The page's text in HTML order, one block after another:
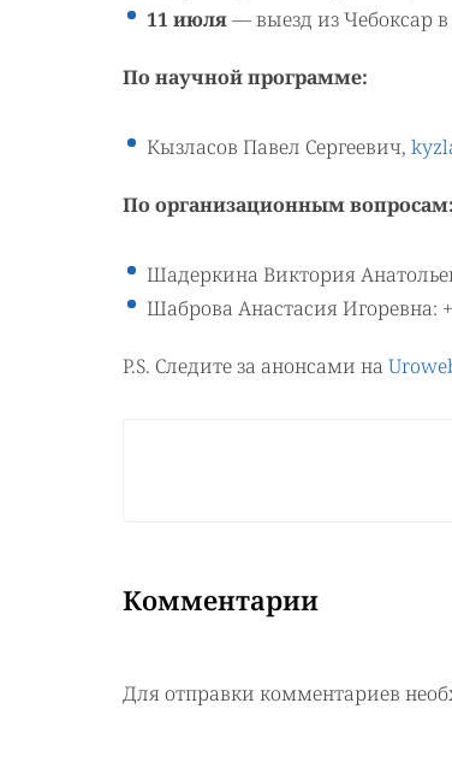
11 июля— выезд из Чебоксар
По научной программе:
Кызласов Павел Сергеевич,
По организационным
Шадеркина Виктория
Шаброва Анастасия Игоревна:
P.S. Следите за анонсами на
Комментарии
Для отправки комментариев